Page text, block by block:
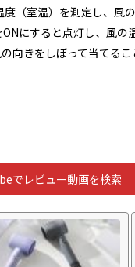
（室温）を測定し、風
にすると点灯し、風の
向きをしぼって当てる
でレビュー動画を検索